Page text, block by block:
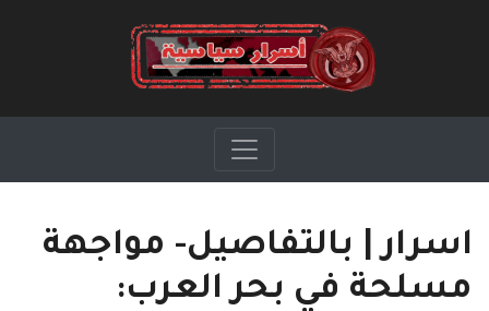
اسرار | بالتفاصيل- مواجهة
مسلحة في بحر العرب: